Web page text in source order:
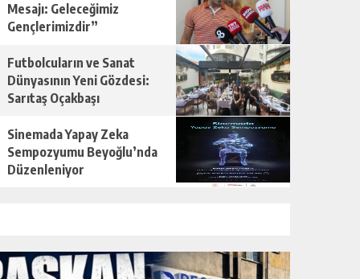
Mesajı: Geleceğimiz
Gençlerimizdir”
Futbolcuların ve Sanat
Dünyasının Yeni Gözdesi:
Sarıtaş Oçakbaşı
Sinemada Yapay Zeka
Sempozyumu Beyoğlu’nda
Düzenleniyor